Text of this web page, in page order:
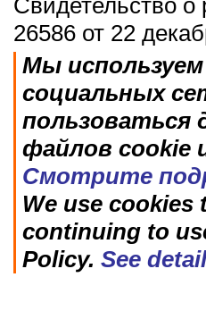
Свидетельство
26586 от 22
Мы
социальных
пользоваться
файлов cookie
Смотрите
We use
continuing to
Policy. See